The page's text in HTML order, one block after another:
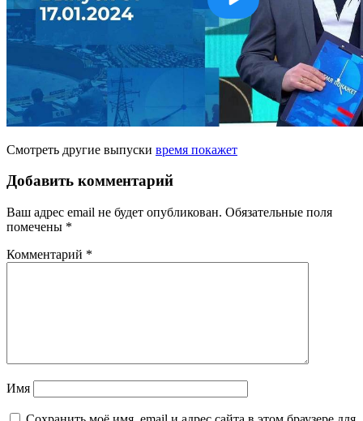
Смотреть другие выпуски время покажет
Добавить комментарий
Ваш адрес email не будет опубликован. Обязательные поля
помечены *
Комментарий *
Имя